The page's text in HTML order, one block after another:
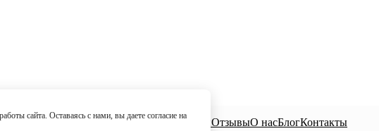
сайта. Оставаясь с нами, вы даете согласие на
УслугиСпециалистыЦеныОтзывыО насБлогКонтакты